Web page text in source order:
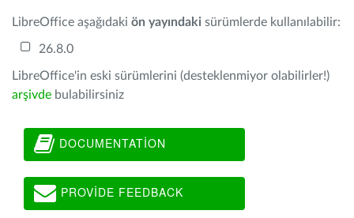
LibreOffice aşağıdaki ön yayındaki sürümlerde kullanılabilir:
26.8.0
LibreOffice'in eski sürümlerini (desteklenmiyor olabilirler!)
arşivde bulabilirsiniz
DOCUMENTATION
PROVIDE FEEDBACK